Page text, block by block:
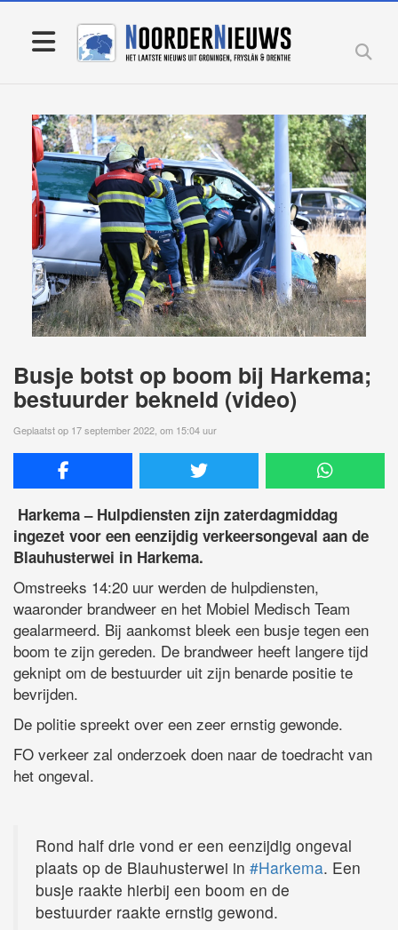
Busje botst op boom bij Harkema;
bestuurder bekneld (video)
Geplaatst op 17 september 2022, om 15:04 uur
Harkema – Hulpdiensten zijn zaterdagmiddag
ingezet voor een eenzijdig verkeersongeval aan de
Blauhusterwei in Harkema.
Omstreeks 14:20 uur werden de hulpdiensten,
waaronder brandweer en het Mobiel Medisch Team
gealarmeerd. Bij aankomst bleek een busje tegen een
boom te zijn gereden. De brandweer heeft langere tijd
geknipt om de bestuurder uit zijn benarde positie te
bevrijden.
De politie spreekt over een zeer ernstig gewonde.
FO verkeer zal onderzoek doen naar de toedracht van
het ongeval.
Rond half drie vond er een eenzijdig ongeval
plaats op de Blauhusterwei in #Harkema. Een
busje raakte hierbij een boom en de
bestuurder raakte ernstig gewond.